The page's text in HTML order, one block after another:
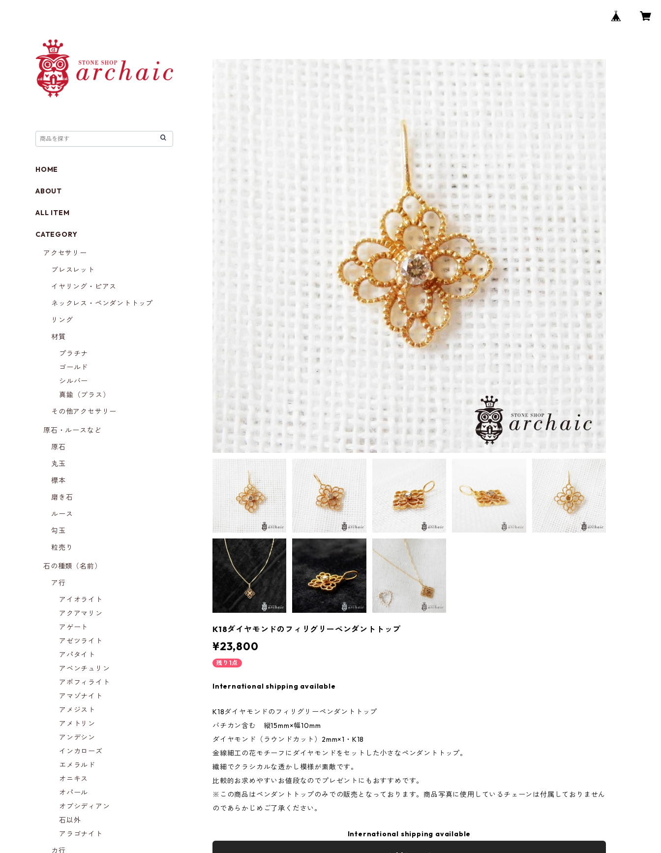
K18ダイヤモンドのフィリグリーペンダントトップ
¥23,800
残り1点
International shipping available
K18ダイヤモンドのフィリグリーペンダントトップ
バチカン含む 縦15mm×幅10mm
ダイヤモンド（ラウンドカット）2mm×1・K18
金線細工の花モチーフにダイヤモンドをセットした小さなペンダントトップ。
繊細でクラシカルな透かし模様が素敵です。
比較的お求めやすいお値段なのでプレゼントにもおすすめです。
※この商品はペンダントトップのみでの販売となっております。商品写真に使用しているチェーンは付属しておりません
のであらかじめご了承ください。
International shipping available
HOME
ABOUT
ALL ITEM
CATEGORY
アクセサリー
ブレスレット
イヤリング・ピアス
ネックレス・ペンダントトップ
リング
材質
プラチナ
ゴールド
シルバー
真鍮（ブラス）
その他アクセサリー
原石・ルースなど
原石
丸玉
標本
磨き石
ルース
勾玉
粒売り
石の種類（名前）
ア行
アイオライト
アクアマリン
アゲート
アゼツライト
アパタイト
アベンチュリン
アポフィライト
アマゾナイト
アメジスト
アメトリン
アンデシン
インカローズ
エメラルド
オニキス
オパール
オブシディアン
石以外
アラゴナイト
カ行